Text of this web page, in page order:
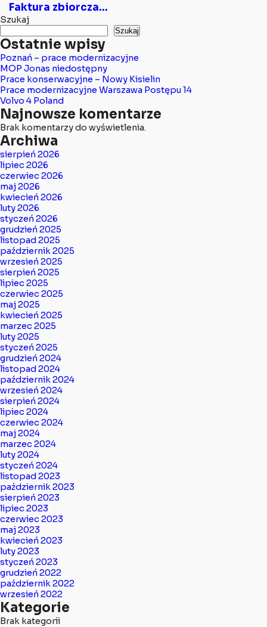
Faktura zbiorcza...
Szukaj
Szukaj
Ostatnie wpisy
Poznań – prace modernizacyjne
MOP Jonas niedostępny
Prace konserwacyjne – Nowy Kisielin
Prace modernizacyjne Warszawa Postępu 14
Volvo 4 Poland
Najnowsze komentarze
Brak komentarzy do wyświetlenia.
Archiwa
sierpień 2026
lipiec 2026
czerwiec 2026
maj 2026
kwiecień 2026
luty 2026
styczeń 2026
grudzień 2025
listopad 2025
październik 2025
wrzesień 2025
sierpień 2025
lipiec 2025
czerwiec 2025
maj 2025
kwiecień 2025
marzec 2025
luty 2025
styczeń 2025
grudzień 2024
listopad 2024
październik 2024
wrzesień 2024
sierpień 2024
lipiec 2024
czerwiec 2024
maj 2024
marzec 2024
luty 2024
styczeń 2024
listopad 2023
październik 2023
sierpień 2023
lipiec 2023
czerwiec 2023
maj 2023
kwiecień 2023
luty 2023
styczeń 2023
grudzień 2022
październik 2022
wrzesień 2022
Kategorie
Brak kategorii